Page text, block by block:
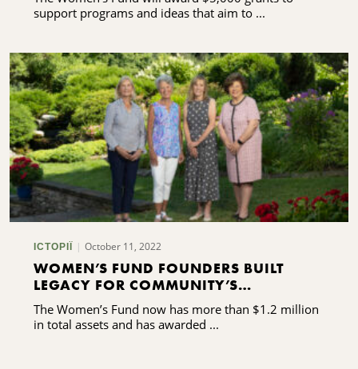
support programs and ideas that aim to ...
ІСТОРІЇ October 11, 2022
WOMEN’S FUND FOUNDERS BUILT
LEGACY FOR COMMUNITY’S
DAUGHTERS AND GRANDDAUGHTERS
The Women’s Fund now has more than $1.2 million
in total assets and has awarded ...